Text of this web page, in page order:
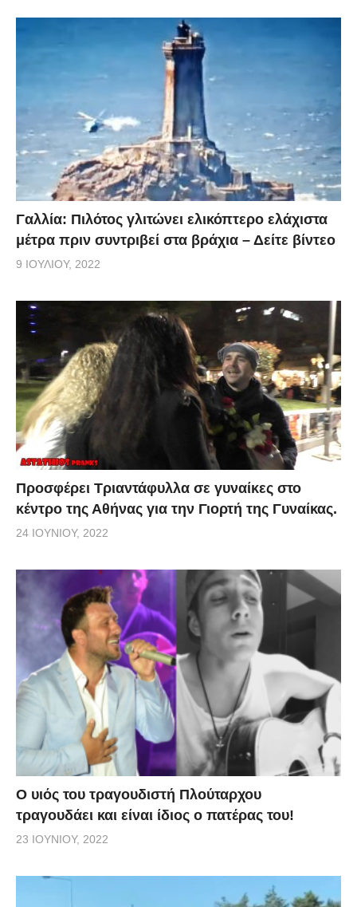
Γαλλία: Πιλότος γλιτώνει ελικόπτερο ελάχιστα
μέτρα πριν συντριβεί στα βράχια – Δείτε βίντεο
9 ΙΟΥΛΊΟΥ, 2022
Προσφέρει Τριαντάφυλλα σε γυναίκες στο
κέντρο της Αθήνας για την Γιορτή της Γυναίκας.
24 ΙΟΥΝΊΟΥ, 2022
O υιός του τραγουδιστή Πλούταρχου
τραγουδάει και είναι ίδιος ο πατέρας του!
23 ΙΟΥΝΊΟΥ, 2022